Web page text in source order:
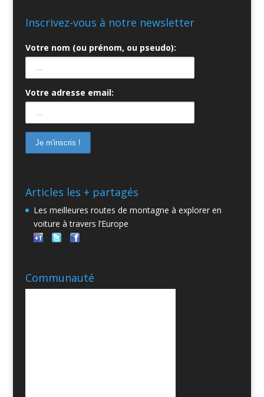
Inscrivez-vous à notre newsletter
Votre nom (ou prénom, ou pseudo):
Votre adresse email:
Articles les + partagés
Les meilleures routes de montagne à explorer en
voiture à travers l’Europe
Communauté